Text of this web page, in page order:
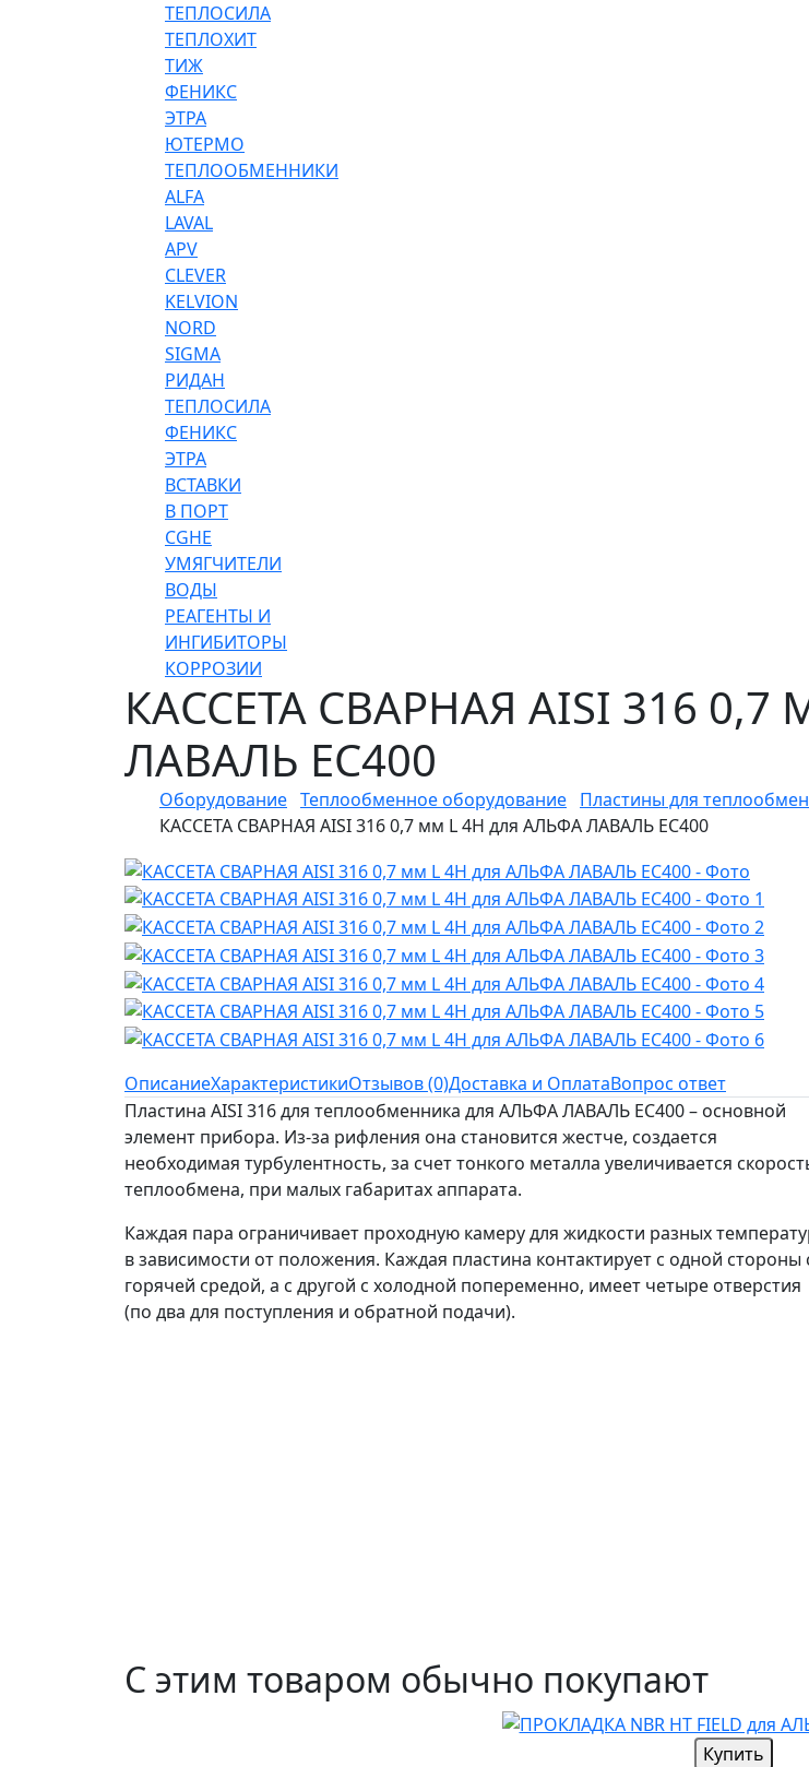
ТЕПЛОСИЛА
ТЕПЛОХИТ
ТИЖ
ФЕНИКС
ЭТРА
ЮТЕРМО
ТЕПЛООБМЕННИКИ
ALFA
LAVAL
APV
CLEVER
KELVION
NORD
SIGMA
РИДАН
ТЕПЛОСИЛА
ФЕНИКС
ЭТРА
ВСТАВКИ
В ПОРТ
CGHE
УМЯГЧИТЕЛИ
ВОДЫ
РЕАГЕНТЫ И
ИНГИБИТОРЫ
КОРРОЗИИ
КАССЕТА СВАРНАЯ AISI 316
ЛАВАЛЬ EC400
Оборудование Теплообменное оборудование Пластины для
КАССЕТА СВАРНАЯ AISI 316 0,7 мм L 4H для АЛЬФА ЛАВАЛЬ EC400
ОписаниеХарактеристикиОтзывов (0)Доставка и ОплатаВопрос ответ
Пластина AISI 316 для теплообменника для АЛЬФА ЛАВАЛЬ EC400 – основной
элемент прибора. Из-за рифления она становится жестче, создается
необходимая турбулентность, за счет тонкого металла увеличивается
теплообмена, при малых габаритах аппарата.
Каждая пара ограничивает проходную камеру для жидкости разных
в зависимости от положения. Каждая пластина контактирует с одной стороны
горячей средой, а с другой с холодной попеременно, имеет четыре отверстия
(по два для поступления и обратной подачи).
С этим товаром обычно покупают
Купить